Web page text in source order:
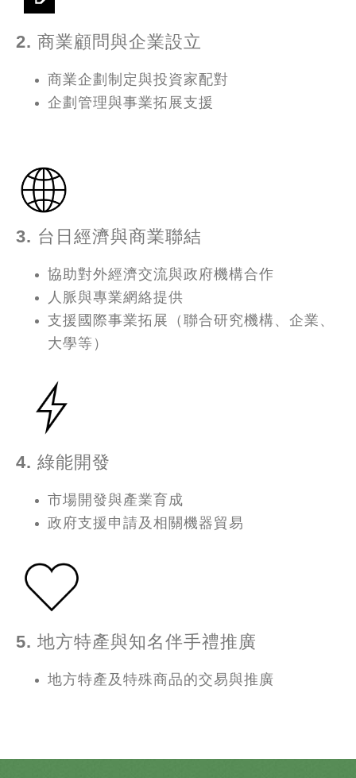
2. 商業顧問與企業設立
商業企劃制定與投資家配對
企劃管理與事業拓展支援
3. 台日經濟與商業聯結
協助對外經濟交流與政府機構合作
人脈與專業網絡提供
支援國際事業拓展（聯合研究機構、企業、
大學等）
4. 綠能開發
市場開發與產業育成
政府支援申請及相關機器貿易
5. 地方特產與知名伴手禮推廣
地方特產及特殊商品的交易與推廣